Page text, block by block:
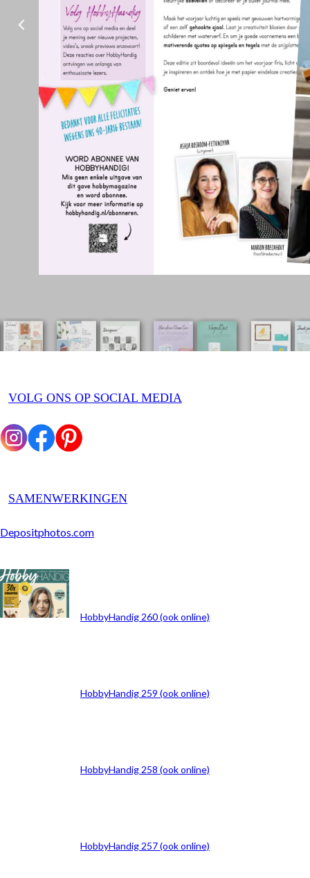
VOLG ONS OP SOCIAL MEDIA
SAMENWERKINGEN
Depositphotos.com
ARCHIEF
HobbyHandig 260 (ook online)
HobbyHandig 259 (ook online)
HobbyHandig 258 (ook online)
HobbyHandig 257 (ook online)